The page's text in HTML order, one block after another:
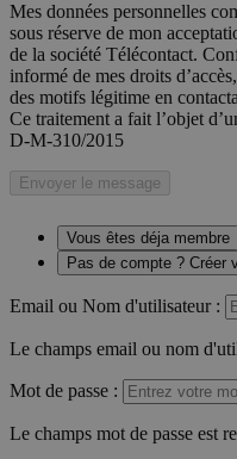
Mes données personnelles
sous réserve de mon
de la société Télécontact.
informé de mes droits
des motifs légitime en
Ce traitement a fait l’objet
D-M-310/2015
Envoyer le message
Vous êtes déja membre
Pas de compte ? Créer
Email ou Nom d'utilisateur :
Le champs email ou nom
Mot de passe :
Le champs mot de passe est